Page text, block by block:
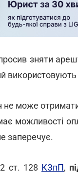
зняти
використовують
не може
можливості
заперечує.
ст. 128 КЗпП,